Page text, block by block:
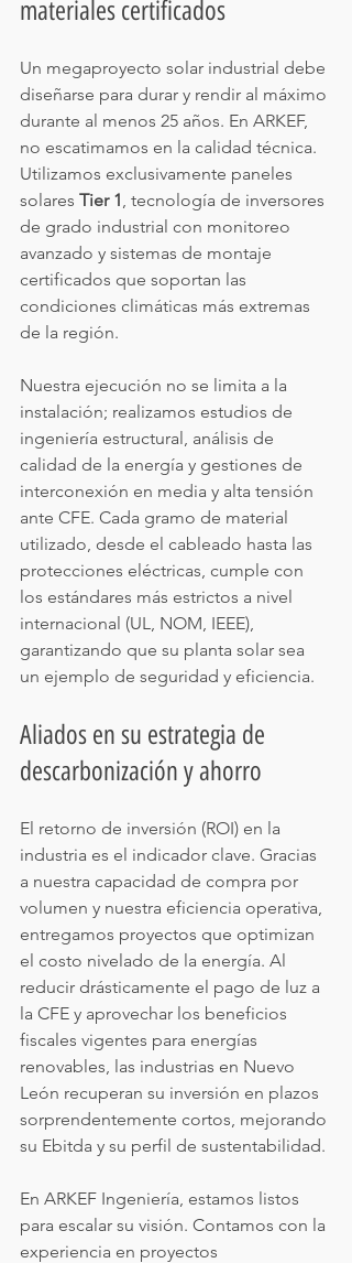
materiales certificados
Un megaproyecto solar industrial debe
diseñarse para durar y rendir al máximo
durante al menos 25 años. En ARKEF,
no escatimamos en la calidad técnica.
Utilizamos exclusivamente paneles
solares Tier 1, tecnología de inversores
de grado industrial con monitoreo
avanzado y sistemas de montaje
certificados que soportan las
condiciones climáticas más extremas
de la región.
Nuestra ejecución no se limita a la
instalación; realizamos estudios de
ingeniería estructural, análisis de
calidad de la energía y gestiones de
interconexión en media y alta tensión
ante CFE. Cada gramo de material
utilizado, desde el cableado hasta las
protecciones eléctricas, cumple con
los estándares más estrictos a nivel
internacional (UL, NOM, IEEE),
garantizando que su planta solar sea
un ejemplo de seguridad y eficiencia.
Aliados en su estrategia de
descarbonización y ahorro
El retorno de inversión (ROI) en la
industria es el indicador clave. Gracias
a nuestra capacidad de compra por
volumen y nuestra eficiencia operativa,
entregamos proyectos que optimizan
el costo nivelado de la energía. Al
reducir drásticamente el pago de luz a
la CFE y aprovechar los beneficios
fiscales vigentes para energías
renovables, las industrias en Nuevo
León recuperan su inversión en plazos
sorprendentemente cortos, mejorando
su Ebitda y su perfil de sustentabilidad.
En ARKEF Ingeniería, estamos listos
para escalar su visión. Contamos con la
experiencia en proyectos